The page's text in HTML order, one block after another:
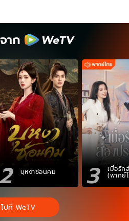
าก
2 บุหงาซ่อนคม 3 เมื่อรัก
(พากย์
ไปที่ WeTV